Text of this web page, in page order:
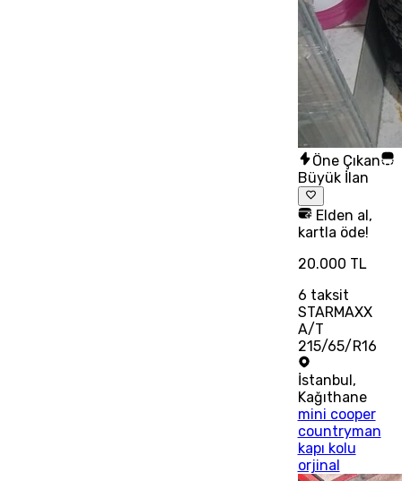
Öne Çıkan
Büyük İlan
Elden al,
kartla öde!
20.000 TL
6 taksit
STARMAXX
A/T
215/65/R16
İstanbul,
Kağıthane
mini cooper
countryman
kapı kolu
orjinal